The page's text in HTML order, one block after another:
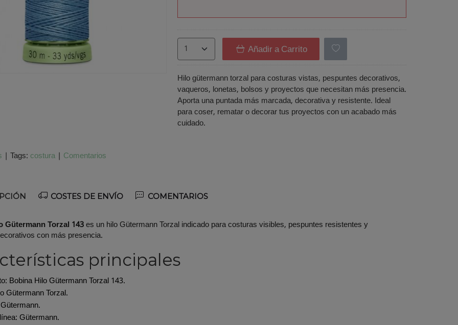
Añadir a Carrito
Hilo gütermann torzal para costuras vistas, pespuntes decorativos,
vaqueros, lonetas, bolsos y proyectos que necesitan más presencia.
Aporta una puntada más marcada, decorativa y resistente. Ideal
para coser, rematar o decorar tus proyectos con un acabado más
cuidado.
| Tags: costura | Comentarios
COSTES DE ENVÍO COMENTARIOS
Gütermann Torzal 143es un hilo Gütermann Torzal indicado para costuras visibles, pespuntes resistentes y
con más presencia.
principales
Bobina Hilo Gütermann Torzal 143.
Gütermann Torzal.
Gütermann.